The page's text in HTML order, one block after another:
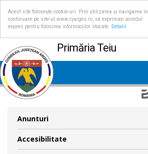
Acest site folosește cookie-uri. Prin utilizarea și navigarea în
continuare pe site-ul www.cjarges.ro, vă exprimați acordul
expres pentru folosirea informațiilor stocate.
Detalii
Primăria Teiu
Anunturi
Accesibilitate